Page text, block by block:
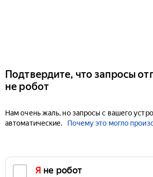
Подтвердите, что запросы
не робот
Нам очень жаль, но запросы с вашего
автоматические.
Почему это могло
Я не робот